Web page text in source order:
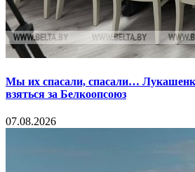
Мы их спасали, спасали…
взяться за Белкоопсоюз
07.08.2026